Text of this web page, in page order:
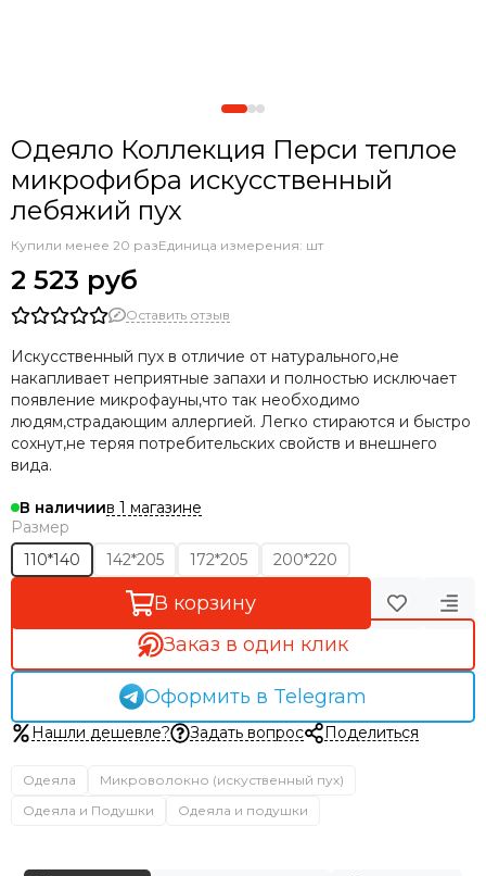
Одеяло Коллекция Перси теплое
микрофибра искусственный
лебяжий пух
Купили менее 20 разЕдиница измерения: шт
2 523 руб
Оставить отзыв
Искусственный пух в отличие от натурального,не
накапливает неприятные запахи и полностью исключает
появление микрофауны,что так необходимо
людям,страдающим аллергией. Легко стираются и быстро
сохнут,не теряя потребительских свойств и внешнего
вида.
В наличиив 1 магазине
Размер
110*140
142*205 172*205 200*220
В корзину
Заказ в один клик
Оформить в Telegram
Нашли дешевле? Задать вопрос Поделиться
Одеяла
Микроволокно (искуственный пух)
Одеяла и Подушки
Одеяла и подушки